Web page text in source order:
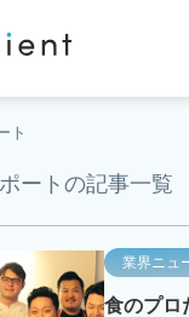
ト
ートの記事一覧
業界ニュ
食のプロ